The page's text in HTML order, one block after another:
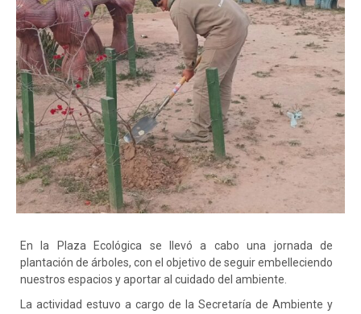
En
la Plaza Ecológica se llevó a cabo una jornada de
plantación de árboles, con el objetivo de seguir embelleciendo
nuestros espacios y aportar al cuidado del ambiente.
La actividad estuvo a cargo de la Secretaría de Ambiente y